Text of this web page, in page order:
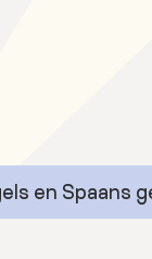
en Spaans